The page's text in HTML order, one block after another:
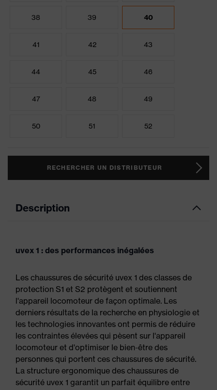
38 39 40
41 42 43
44 45 46
47 48 49
50 51 52
RECHERCHER UN DISTRIBUTEUR
Description
uvex 1 : des performances inégalées
Les chaussures de sécurité uvex 1 des classes de
protection S1 et S2 protègent et soutiennent
l'appareil locomoteur de façon optimale. Les
derniers résultats de la recherche en physiologie et
les technologies innovantes ont permis de réduire
les contraintes élevées qui pèsent sur l'appareil
locomoteur et d'optimiser le bien-être des
personnes qui portent ces chaussures de sécurité.
La structure ergonomique des chaussures de
sécurité uvex 1 garantit un parfait équilibre entre